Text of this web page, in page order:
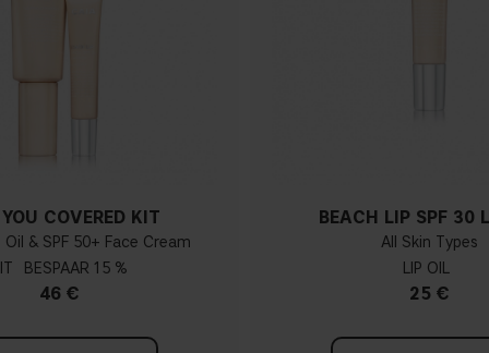
COVERED KIT
Oil & SPF 50+ Face Cream
15 %
46 €
BEACH LIP SPF 30
All Skin Types
LIP OIL
25 €